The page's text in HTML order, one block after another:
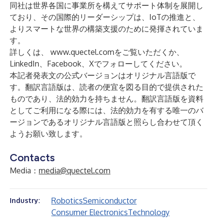
同社は世界各国に事業所を構えてサポート体制を展開し
ており、その国際的リーダーシップは、IoTの推進と、
よりスマートな世界の構築支援のために発揮されていま
す。
詳しくは、 www.quectel.comをご覧いただくか、
LinkedIn、 Facebook、 Xでフォローしてください。
本記者発表文の公式バージョンはオリジナル言語版で
す。翻訳言語版は、読者の便宜を図る目的で提供された
ものであり、法的効力を持ちません。翻訳言語版を資料
としてご利用になる際には、法的効力を有する唯一のバ
ージョンであるオリジナル言語版と照らし合わせて頂く
ようお願い致します。
Contacts
Media： media@quectel.com
Industry: RoboticsSemiconductor
Consumer ElectronicsTechnology